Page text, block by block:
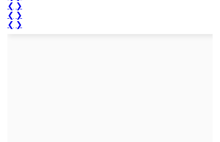
❮ ❯
❮ ❯
❮ ❯